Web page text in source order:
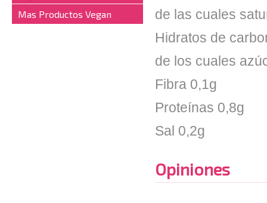
Mas Productos Vegan
de las cuales
Hidratos de
de los cuales
Fibra 0,1g
Proteínas 0,8g
Sal 0,2g
Opiniones